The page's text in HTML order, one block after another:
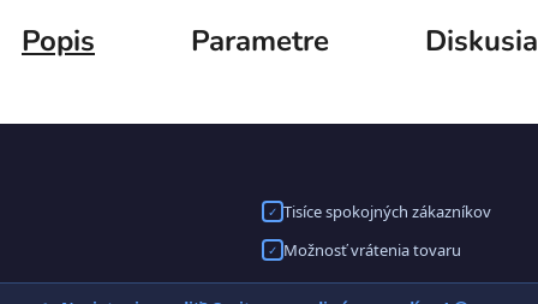
Popis Parametre Diskusia
✓ Tisíce spokojných zákazníkov
✓ Možnosť vrátenia tovaru